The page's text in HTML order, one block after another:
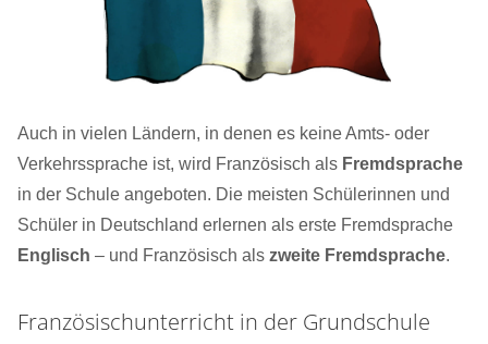
Auch in vielen Ländern, in denen es keine Amts- oder
Verkehrssprache ist, wird Französisch als Fremdsprache
in der Schule angeboten. Die meisten Schülerinnen und
Schüler in Deutschland erlernen als erste Fremdsprache
Englisch – und Französisch als zweite Fremdsprache.
Französischunterricht in der Grundschule